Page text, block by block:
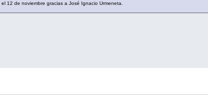
el 12 de noviembre gracias a José Ignacio Urmeneta.